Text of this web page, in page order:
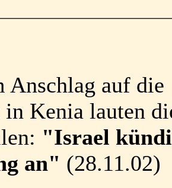
Anschlag auf die
Kenia lauten
"Israel
an" (28.11.02)